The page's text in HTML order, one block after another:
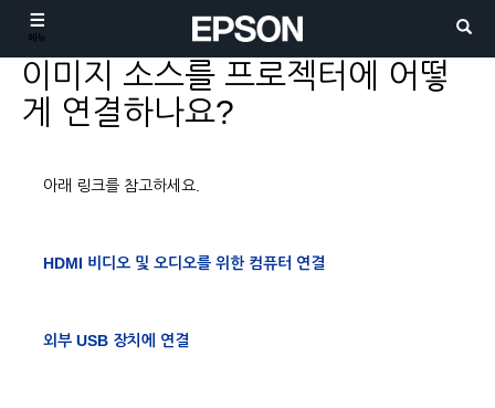
메뉴
이미지 소스를 프로젝터에 어떻
게 연결하나요?
아래 링크를 참고하세요.
HDMI 비디오 및 오디오를 위한 컴퓨터 연결
외부 USB 장치에 연결